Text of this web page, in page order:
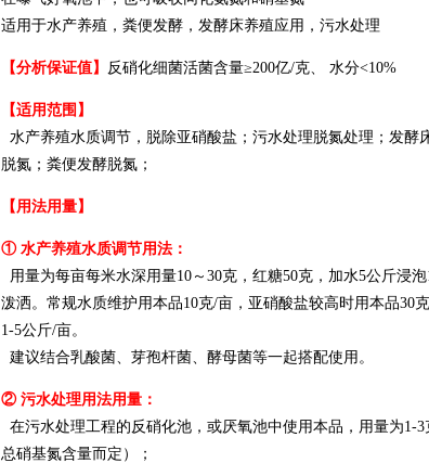
适用于水产养殖，粪便发酵，发酵床养殖应用，污水处理
【分析保证值】 反硝化细菌活菌含量≥200亿/克、 水分<10%
【适用范围】
水产养殖水质调节，脱除亚硝酸盐；污水处理脱氮处理；发酵
脱氮；粪便发酵脱氮；
【用法用量】
① 水产养殖水质调节用法：
用量为每亩每米水深用量10～30克，红糖50克，加水5公斤浸
泼洒。常规水质维护用本品10克/亩，亚硝酸盐较高时用本品30
1-5公斤/亩。
建议结合乳酸菌、芽孢杆菌、酵母菌等一起搭配使用。
② 污水处理用法用量：
在污水处理工程的反硝化池，或厌氧池中使用本品，用量为1-
总硝基氮含量而定）；